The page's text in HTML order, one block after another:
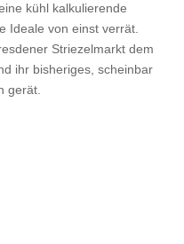
kühl kalkulierende
Ideale von einst verrät.
Striezelmarkt dem
ihr bisheriges, scheinbar
gerät.